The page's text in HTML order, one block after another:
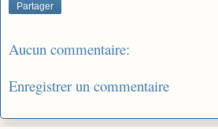
Partager
Aucun commentaire:
Enregistrer un commentaire